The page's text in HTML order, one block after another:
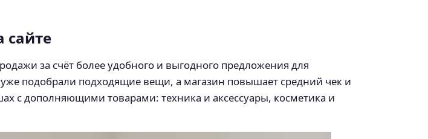
сайте
за счёт более удобного и выгодного предложения для
подобрали подходящие вещи, а магазин повышает средний чек и
с дополняющими товарами: техника и аксессуары, косметика и